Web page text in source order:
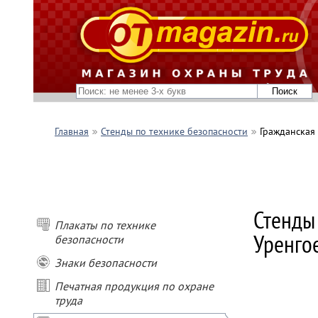
Главная Стенды по технике безопасности
Плакаты по технике
безопасности
Знаки безопасности
Печатная продукция по охране
труда
- при
- при
- при
- при
*
Не